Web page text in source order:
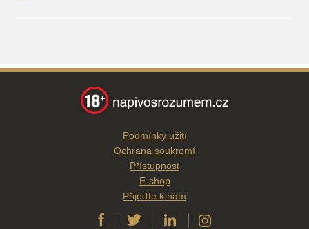
Podmínky užití
Ochrana soukromí
Přístupnost
E-shop
Přijeďte k nám